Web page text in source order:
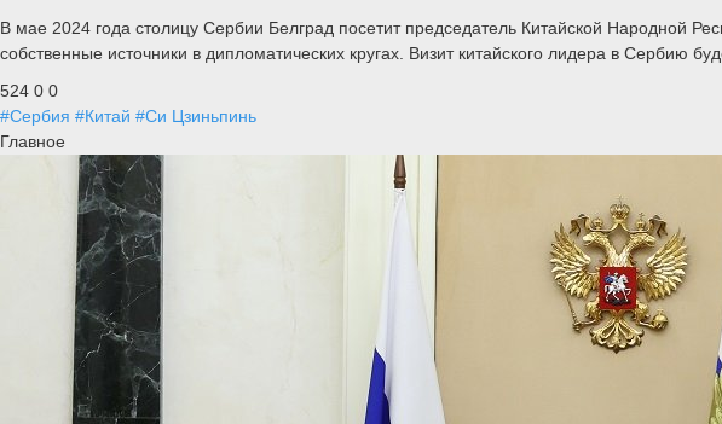
В мае 2024 года столицу Сербии Белград посетит председатель Китайской Народной
собственные источники в дипломатических кругах. Визит китайского лидера в Сербию
524 0 0
#Сербия #Китай #Си Цзиньпинь
Главное